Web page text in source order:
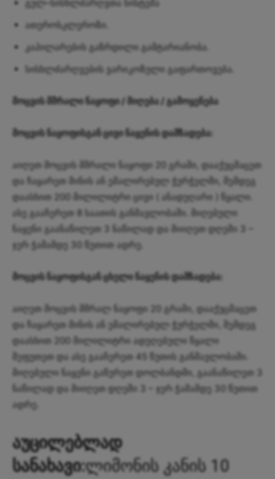
გულ–სისხლძარღვთა სისტემა
ათეროსკლეროზი.
კაპილარების გაზრდილი გამტარიანობა.
სისხლძარღვების ვარიკოზული გაფართოვება.
მოცვის მშრალი ნაყოფი / მიღება / გამოყენება
მოცვის ნაყოფისგან ცივი ნაყენის დამზადება:
აიღეთ მოცვის მშრალი ნაყოფი 20 გრამი, დააქუცმაცეთ
და ჩაყარეთ მინის ან ემალირებულ ჭურჭელში, შემდეგ
დაასხით 200 მილილიტრი ცივი ( ანადუღარი ) წყალი.
ასე გააჩერეთ 8 საათის განმავლობაში. მიღებული
ნაყენი გაანაწილეთ 3 ნაწილად და მიიღეთ დღეში 3 –
ჯერ ჭამამდე 30 წუთით ადრე.
მოცვის ნაყოფისგან ცხელი ნაყენის დამზადება:
აიღეთ მოცვის მშრალ ნაყოფი 20 გრამი, დააქუცმაცეთ
და ჩაყარეთ მინის ან ემალირებულ ჭურჭელში, შემდეგ
დაასხით 200 მილილიტრი ადუღებული წყალი
შეფუთეთ და ასე გააჩერეთ 45 წუთის განმავლობაში.
მიღებული ნაყენი გაწურეთ დოლბანდში, გაანაწილეთ 3
ნაწილად და მიიღეთ დღეში 3 – ჯერ ჭამამდე 30 წუთით
ადრე.
აუცილებლად
სანახავი:ლიმონის კანის 10